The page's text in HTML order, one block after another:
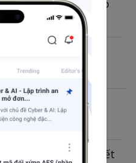
dung khác phù hợp
SA
ít text quá, nên viết